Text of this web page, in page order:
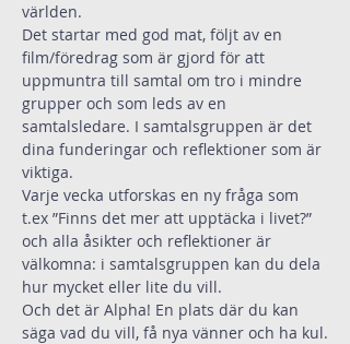
världen.
Det startar med god mat, följt av en
film/föredrag som är gjord för att
uppmuntra till samtal om tro i mindre
grupper och som leds av en
samtalsledare. I samtalsgruppen är det
dina funderingar och reflektioner som är
viktiga.
Varje vecka utforskas en ny fråga som
t.ex ”Finns det mer att upptäcka i livet?”
och alla åsikter och reflektioner är
välkomna: i samtalsgruppen kan du dela
hur mycket eller lite du vill.
Och det är Alpha! En plats där du kan
säga vad du vill, få nya vänner och ha kul.